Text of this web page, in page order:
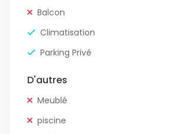
Balcon
Climatisation
Parking Privé
D'autres
Meublé
piscine